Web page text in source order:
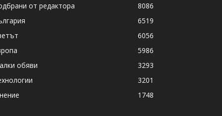
от редактора
8086
6519
6056
5986
обяви
3293
3201
1748